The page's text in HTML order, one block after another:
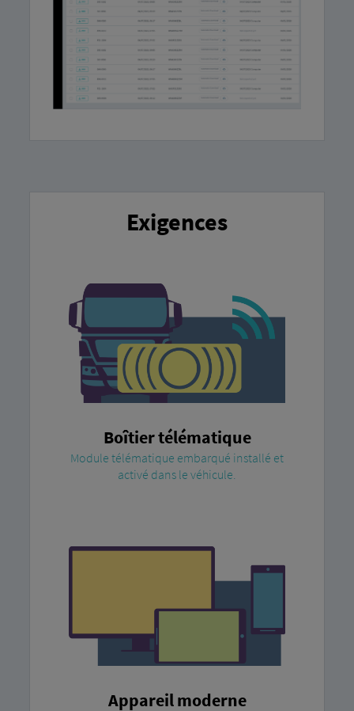
Exigences
Boîtier télématique
Module télématique embarqué installé et
activé dans le véhicule.
Appareil moderne